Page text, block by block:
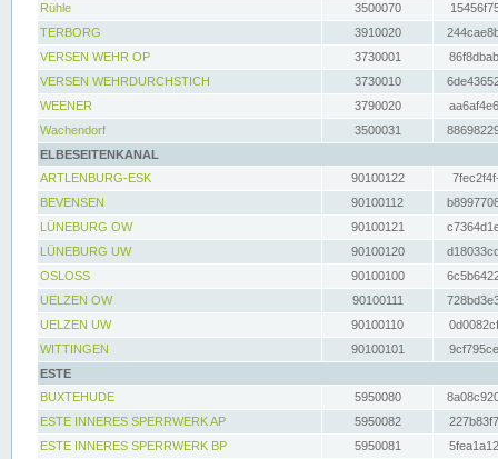
Rühle
3500070
TERBORG
3910020
VERSEN WEHR OP
3730001
VERSEN WEHRDURCHSTICH
3730010
WEENER
3790020
Wachendorf
3500031
ELBESEITENKANAL
ARTLENBURG-ESK
90100122
BEVENSEN
90100112
LÜNEBURG OW
90100121
LÜNEBURG UW
90100120
OSLOSS
90100100
UELZEN OW
90100111
UELZEN UW
90100110
WITTINGEN
90100101
ESTE
BUXTEHUDE
5950080
ESTE INNERES SPERRWERK AP
5950082
ESTE INNERES SPERRWERK BP
5950081